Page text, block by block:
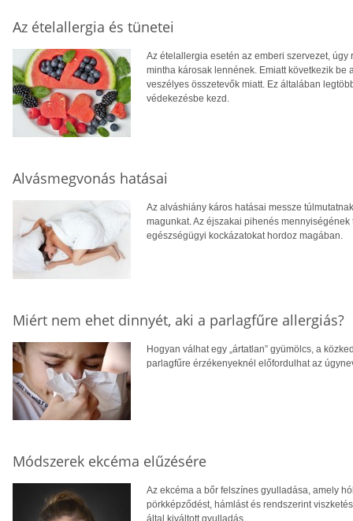
Az ételallergia és tünetei
Az ételallergia esetén az emberi szervezet,
mintha károsak lennének. Emiatt következik be
veszélyes összetevők miatt. Ez általában
védekezésbe kezd.
Alvásmegvonás hatásai
Az alváshiány káros hatásai messze
magunkat. Az éjszakai pihenés
egészségügyi kockázatokat hordoz magában.
Miért nem ehet dinnyét, aki a parlagfűre allergiás?
Hogyan válhat egy „ártatlan” gyümölcs, a
parlagfűre érzékenyeknél előfordulhat az
Módszerek ekcéma elűzésére
Az ekcéma a bőr felszínes gyulladása, amely
pörkképződést, hámlást és rendszerint
által kiváltott gyulladás.